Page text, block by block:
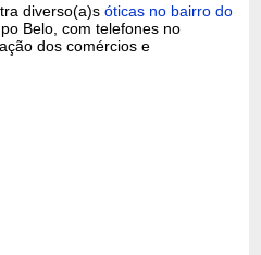
diverso(a)sóticas no bairro do
Belo, com telefones no
dos comércios e